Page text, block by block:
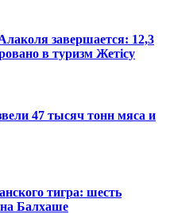
завершается: 12,3
в туризм Жетісу
47 тысяч тонн мяса и
тигра: шесть
Балхаше